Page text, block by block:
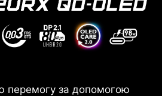
перемогу за допомогою